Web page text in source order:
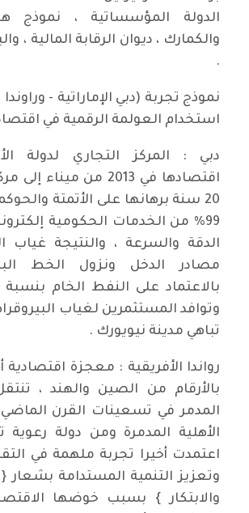
الدولة المؤسساتية ، نموذج
والكمارك ، ديوان الرقابة المالية ،
.
نموذج تجربة (دبي الإماراتية -
استخدام العولمة الرقمية في
دبي : المركز التجاري لدولة
اقتصادها في 2013 من
20 سنة برهانها على الأتمتة
99% من الخدمات الحكومية
الدقة والسرعة ، والنتيجة غياب
مصادر الدخل ونزول الخط
وتوافد المستثمرين لغياب
تباهي مدينة نيويورك .
رواندا الأفريقية : معجزة اقتصادية
بالأرقام من الصين والهند ،
المدمر في تسعينات القرن
الأهلية المدمرة ومن دولة رعوية
اعتمدت أخيرا تجربة ملهمة في
وتعزيز التنمية المستدامة بشعار {
والابتكار } بسبب خوضها